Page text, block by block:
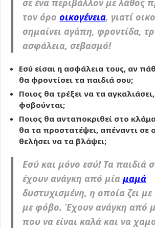
τον όρο οικογένεια, γιατί
σημαίνει αγάπη, φροντίδα,
ασφάλεια, σεβασμό!
Εσύ είσαι η ασφάλεια τους, αν
θα φροντίσει τα παιδιά σου;
Ποιος θα τρέξει να τα
φοβούνται;
Ποιος θα ανταποκριθεί στο
θα τα προστατέψει, απέναντι σε
θελήσει να τα βλάψει;
Εσύ και μόνο εσύ! Τα παιδιά
έχουν ανάγκη από μίαμαμά
δυστυχισμένη, η οποία ζει
με φόβο. Έχουν ανάγκη από
που να είναι καλά και να